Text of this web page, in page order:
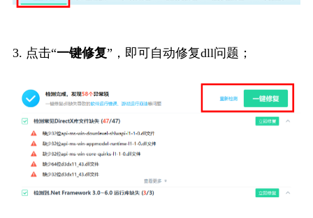
3. 点击“一键修复”，即可自动修复dll问题；